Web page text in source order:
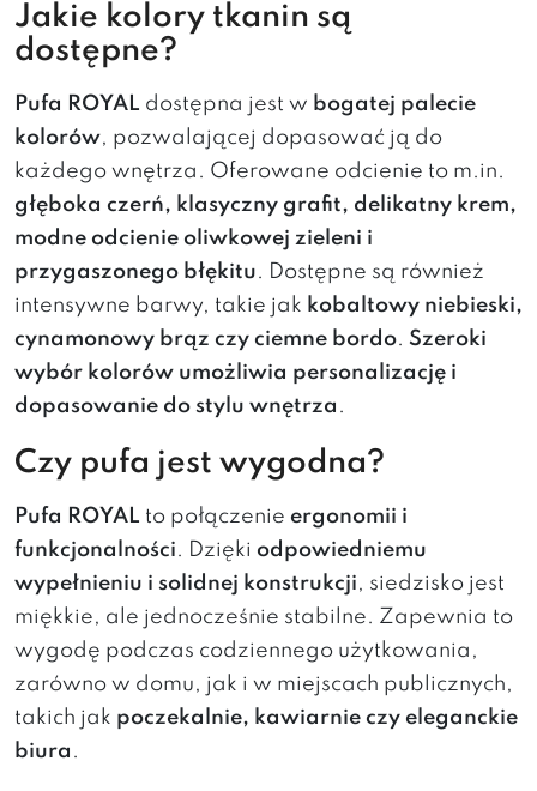
Jakie kolory tkanin są
dostępne?
Pufa ROYAL dostępna jest w bogatej palecie
kolorów, pozwalającej dopasować ją do
każdego wnętrza. Oferowane odcienie to m.in.
głęboka czerń, klasyczny grafit, delikatny krem,
modne odcienie oliwkowej zieleni i
przygaszonego błękitu. Dostępne są również
intensywne barwy, takie jak kobaltowy niebieski,
cynamonowy brąz czy ciemne bordo. Szeroki
wybór kolorów umożliwia personalizację i
dopasowanie do stylu wnętrza .
Czy pufa jest wygodna?
Pufa ROYAL to połączenie ergonomii i
funkcjonalności. Dzięki odpowiedniemu
wypełnieniu i solidnej konstrukcji, siedzisko jest
miękkie, ale jednocześnie stabilne. Zapewnia to
wygodę podczas codziennego użytkowania,
zarówno w domu, jak i w miejscach publicznych,
takich jak poczekalnie, kawiarnie czy eleganckie
biura .